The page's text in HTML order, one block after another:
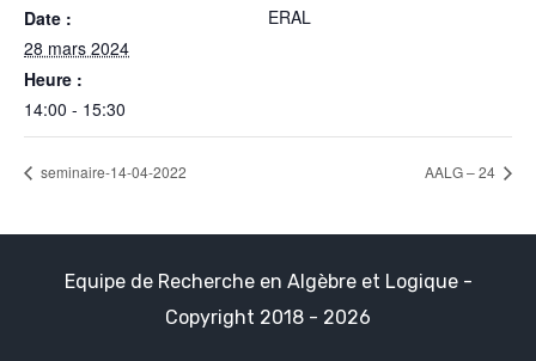
Date :
28 mars 2024
Heure :
14:00 - 15:30
ERAL
seminaire-14-04-2022 AALG – 24
Equipe de Recherche en Algèbre et Logique -
Copyright 2018 - 2026